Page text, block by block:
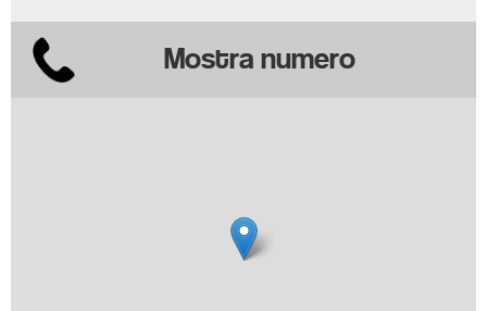
Mostra numero